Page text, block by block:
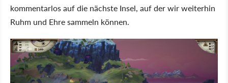
kommentarlos auf die nächste Insel, auf der wir weiterhin
Ruhm und Ehre sammeln können.